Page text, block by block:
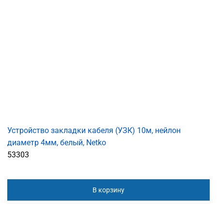
Устройство закладки кабеля (УЗК) 10м, нейлон
диаметр 4мм, белый, Netko
53303
В корзину